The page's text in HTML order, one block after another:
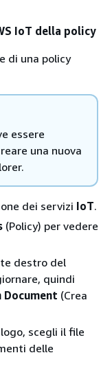
IoT della policy
di una policy
essere
una nuova
dei servizi IoT.
(Policy) per vedere
destro del
quindi
(Crea
scegli il file
delle